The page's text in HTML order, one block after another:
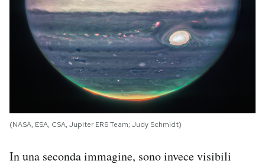
(NASA, ESA, CSA, Jupiter ERS Team; Judy Schmidt)
In una seconda immagine, sono invece visibili